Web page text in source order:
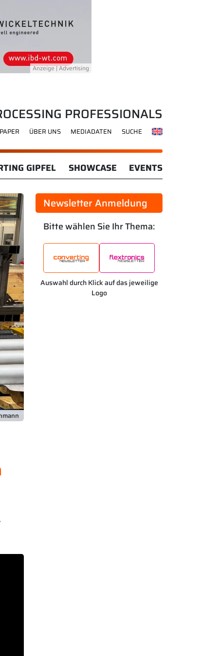
PROFESSIONALS
ÜBER UNS MEDIADATEN SUCHE
GIPFEL SHOWCASE EVENTS
Newsletter Anmeldung
Bitte wählen Sie Ihr Thema:
Auswahl durch Klick auf das jeweilige
Logo